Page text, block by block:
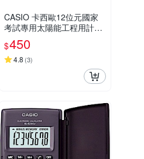
CASIO 卡西歐12位元國家
考試專用太陽能工程用計算
機(FX-82SOLARII)
$450
4.8 (3)